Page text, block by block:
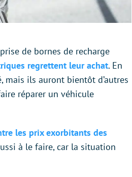
de bornes de recharge
regrettent leur achat. En
mais ils auront bientôt d’autres
réparer un véhicule
les prix exorbitants des
à le faire, car la situation